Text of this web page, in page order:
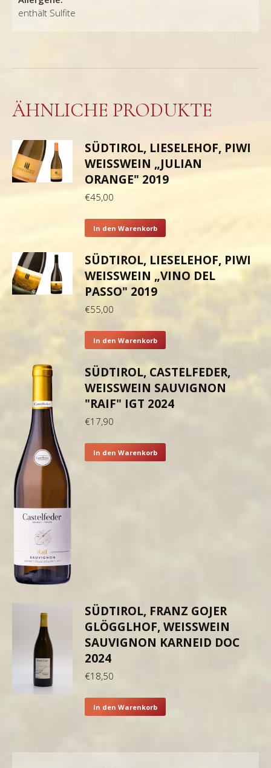
enthält Sulfite
ÄHNLICHE PRODUKTE
SÜDTIROL, LIESELEHOF, PIWI
WEISSWEIN „JULIAN O
RANGE" 2019
€45,00
In den Warenkorb
SÜDTIROL, LIESELEHOF, PIWI
WEISSWEIN „VINO DEL P
ASSO" 2019
€55,00
In den Warenkorb
SÜDTIROL, CASTELFEDER,
WEISSWEIN SAUVIGNON "
RAIF" IGT 2024
€17,90
In den Warenkorb
SÜDTIROL, FRANZ GOJER
GLÖGGLHOF, WEISSWEIN S
AUVIGNON KARNEID DOC 2
024
€18,50
In den Warenkorb